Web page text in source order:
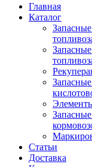
Главная
Каталог
Статьи
Доставка